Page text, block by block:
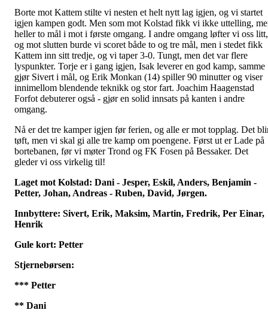
Borte mot Kattem stilte vi nesten et helt nytt lag igjen, og vi startet
igjen kampen godt. Men som mot Kolstad fikk vi ikke uttelling,
heller to mål i mot i første omgang. I andre omgang løfter vi oss litt,
og mot slutten burde vi scoret både to og tre mål, men i stedet fikk
Kattem inn sitt tredje, og vi taper 3-0. Tungt, men det var flere
lyspunkter. Torje er i gang igjen, Isak leverer en god kamp, samme
gjør Sivert i mål, og Erik Monkan (14) spiller 90 minutter og viser
innimellom blendende teknikk og stor fart. Joachim Haagenstad
Forfot debuterer også - gjør en solid innsats på kanten i andre
omgang.
Nå er det tre kamper igjen før ferien, og alle er mot topplag. Det
tøft, men vi skal gi alle tre kamp om poengene. Først ut er Lade på
bortebanen, før vi møter Trond og FK Fosen på Bessaker. Det
gleder vi oss virkelig til!
Laget mot Kolstad: Dani - Jesper, Eskil, Anders, Benjamin -
Petter, Johan, Andreas - Ruben, David, Jørgen.
Innbyttere: Sivert, Erik, Maksim, Martin, Fredrik, Per Einar,
Henrik
Gule kort: Petter
Stjernebørsen:
*** Petter
** Dani